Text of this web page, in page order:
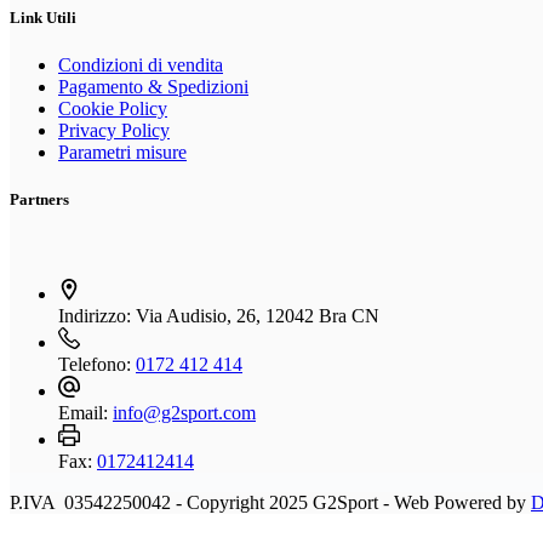
Link Utili
Condizioni di vendita
Pagamento & Spedizioni
Cookie Policy
Privacy Policy
Parametri misure
Partners
Indirizzo: Via Audisio, 26, 12042 Bra CN
Telefono: 0172 412 414
Email: info@g2sport.com
Fax: 0172412414
P.IVA 03542250042 - Copyright 2025 G2Sport - Web Powered by